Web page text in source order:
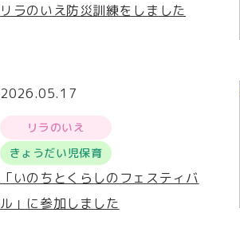
リラのいえ防災訓練をしました
2026.05.17
リラのいえ
きょうだい児保育
「いのちとくらしのフェスティバ
ル」に参加しました